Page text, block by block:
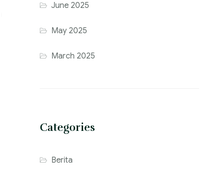
June 2025
May 2025
March 2025
Categories
Berita